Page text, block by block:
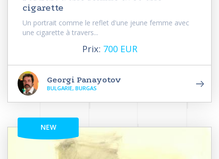
cigarette
Un portrait comme le reflet d'une jeune femme avec
une cigarette à travers...
Prix: 700 EUR
Georgi Panayotov
BULGARIE, BURGAS
NEW